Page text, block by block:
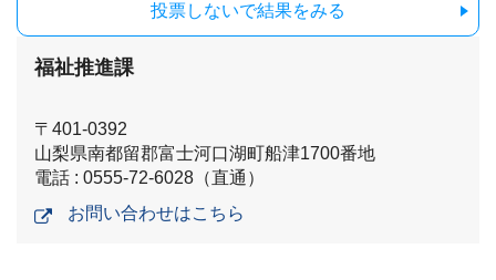
投票しないで結果をみる
福祉推進課
〒401-0392
山梨県南都留郡富士河口湖町船津1700番地
電話 : 0555-72-6028（直通）
お問い合わせはこちら